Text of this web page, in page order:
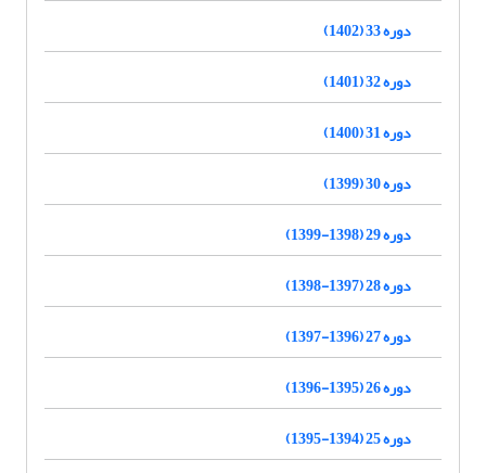
دوره 33 (1402)
دوره 32 (1401)
دوره 31 (1400)
دوره 30 (1399)
دوره 29 (1398-1399)
دوره 28 (1397-1398)
دوره 27 (1396-1397)
دوره 26 (1395-1396)
دوره 25 (1394-1395)